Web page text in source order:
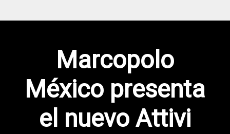
Marcopolo
México presenta
el nuevo Attivi